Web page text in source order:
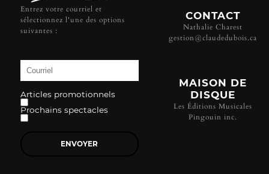
Entrez votre courriel et
sélectionnez l'une des options
suivantes :
Prochains spectacles
Articles promotionnels
CONTACT
Nathalie Charest
gestion@claudedubois.ca
MAISON DE
DISQUE
Les Éditions Musicales
Pingouin inc.